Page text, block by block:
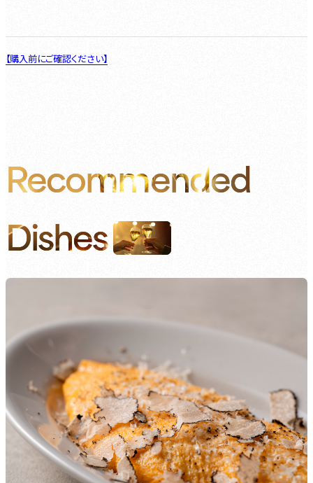
【購入前にご確認ください】
Recommended
Dishes